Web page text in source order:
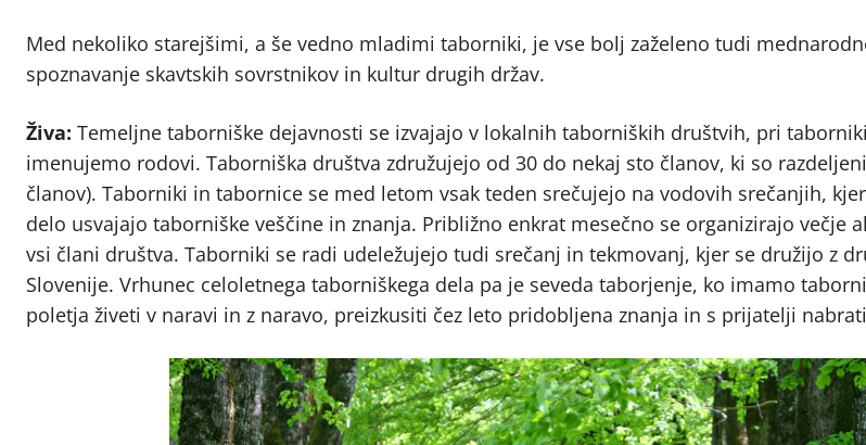
Med nekoliko starejšimi, a še vedno mladimi taborniki, je vse bolj zaželeno tudi
spoznavanje skavtskih sovrstnikov in kultur drugih držav.
Živa: Temeljne taborniške dejavnosti se izvajajo v lokalnih taborniških društvih, pri
imenujemo rodovi. Taborniška društva združujejo od 30 do nekaj sto članov, ki so
članov). Taborniki in tabornice se med letom vsak teden srečujejo na vodovih srečanjih,
delo usvajajo taborniške veščine in znanja. Približno enkrat mesečno se organizirajo večje
vsi člani društva. Taborniki se radi udeležujejo tudi srečanj in tekmovanj, kjer se družijo z
Slovenije. Vrhunec celoletnega taborniškega dela pa je seveda taborjenje, ko imamo
poletja živeti v naravi in z naravo, preizkusiti čez leto pridobljena znanja in s prijatelji